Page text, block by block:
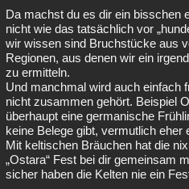
Da machst du es dir ein bisschen
nicht wie das tatsächlich vor
wir wissen sind Bruchstücke aus
Regionen, aus denen wir ein
zu ermitteln.
Und manchmal wird auch einfach
nicht zusammen gehört. Beispiel
überhaupt eine germanische
keine Belege gibt, vermutlich eher
Mit keltischen Bräuchen hat die
„Ostara“ Fest bei dir gemeinsam
sicher haben die Kelten nie ein